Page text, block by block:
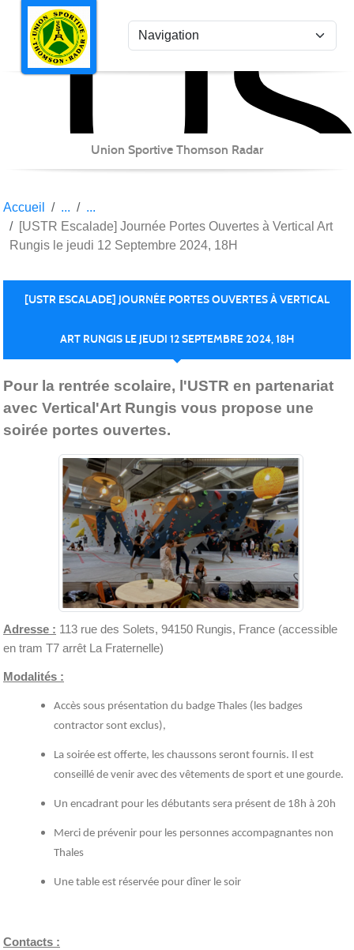
Union Sportive Thomson Radar
Accueil
[USTR Escalade] Journée Portes Ouvertes à Vertical Art
Rungis le jeudi 12 Septembre 2024, 18H
[USTR ESCALADE] JOURNÉE PORTES OUVERTES À VERTICAL
ART RUNGIS LE JEUDI 12 SEPTEMBRE 2024, 18H
Pour la rentrée scolaire, l'USTR en partenariat
avec Vertical'Art Rungis vous propose une
soirée portes ouvertes.
Adresse : 113 rue des Solets, 94150 Rungis, France (accessible
en tram T7 arrêt La Fraternelle)
Modalités :
Accès sous présentation du badge Thales (les badges
contractor sont exclus),
La soirée est offerte, les chaussons seront fournis. Il est
conseillé de venir avec des vêtements de sport et une gourde.
Un encadrant pour les débutants sera présent de 18h à 20h
Merci de prévenir pour les personnes accompagnantes non
Thales
Une table est réservée pour dîner le soir
Contacts :
Panneau de gestion des cookies